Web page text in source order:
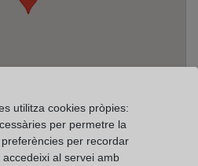
utilitza cookies pròpies:
per permetre la
per recordar
al servei amb